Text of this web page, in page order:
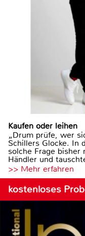
Kaufen oder leihen
„Drum prüfe, wer
Schillers Glocke. In
solche Frage
Händler und
>> Mehr erfahren
kostenloses